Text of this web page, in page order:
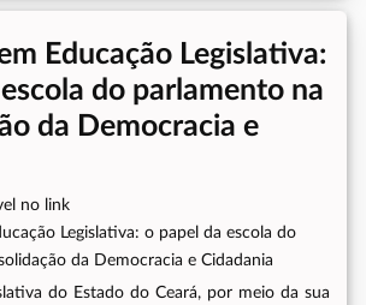
Alvo:Servidores Municipais e
Curso:04, 06 e 08 de março de 2024
Educação Legislativa:
do parlamento na
da Democracia e
no link
do Estado do Ceará, por meio da sua